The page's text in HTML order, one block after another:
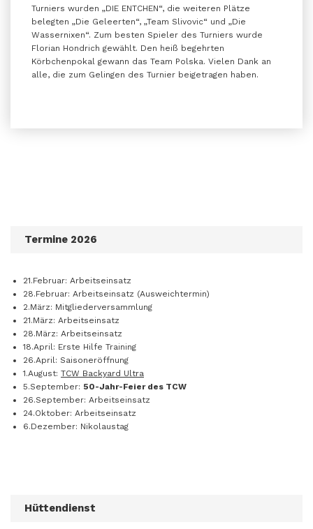
Turniers wurden „DIE ENTCHEN“, die weiteren Plätze
belegten „Die Geleerten“, „Team Slivovic“ und „Die
Wassernixen“. Zum besten Spieler des Turniers wurde
Florian Hondrich gewählt. Den heiß begehrten
Körbchenpokal gewann das Team Polska. Vielen Dank an
alle, die zum Gelingen des Turnier beigetragen haben.
Termine 2026
21.Februar: Arbeitseinsatz
28.Februar: Arbeitseinsatz (Ausweichtermin)
2.März: Mitgliederversammlung
21.März: Arbeitseinsatz
28.März: Arbeitseinsatz
18.April: Erste Hilfe Training
26.April: Saisoneröffnung
1.August: TCW Backyard Ultra
5.September: 50-Jahr-Feier des TCW
26.September: Arbeitseinsatz
24.Oktober: Arbeitseinsatz
6.Dezember: Nikolaustag
Hüttendienst